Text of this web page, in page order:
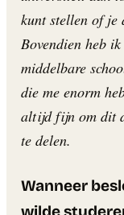
kunt stellen of je
Bovendien heb
middelbare
die me enorm
altijd fijn om dit
te delen.
Wanneer